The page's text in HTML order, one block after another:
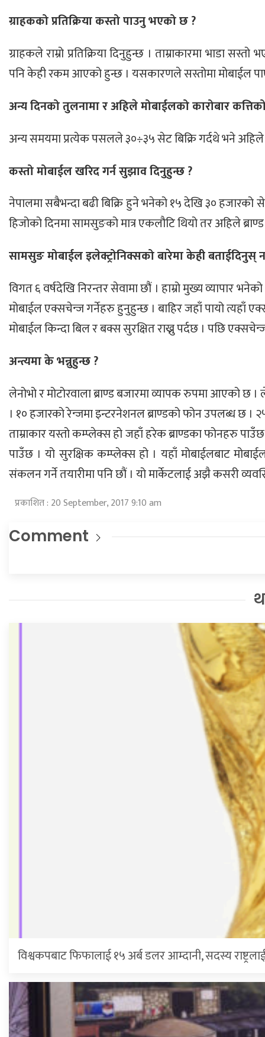
ग्राहकको प्रतिक्रिया कस्तो पाउनु भएको छ ?
ग्राहकले राम्रो प्रतिक्रिया दिनुहुन्छ । ताम्राकारमा भाडा
पनि केही रकम आएको हुन्छ । यसकारणले सस्तोमा मोबाईल
अन्य दिनको तुलनामा र अहिले मोबाईलको कारोबार
अन्य समयमा प्रत्येक पसलले ३०÷३५ सेट बिक्रि गर्दथे भने
कस्तो मोबाईल खरिद गर्न सुझाव दिनुहुन्छ ?
नेपालमा सबैभन्दा बढी बिक्रि हुने भनेको १५ देखि ३० हजारको
हिजोको दिनमा सामसुङको मात्र एकलौटि थियो तर अहिले
सामसुङ मोबाईल इलेक्ट्रोनिक्सको बारेमा केही बताईदिनुस्
विगत ६ वर्षदेखि निरन्तर सेवामा छौं । हाम्रो मुख्य व्यापार
मोबाईल एक्सचेन्ज गर्नेहरु हुनुहुन्छ । बाहिर जहाँ पायो त्यहाँ
मोबाईल किन्दा बिल र बक्स सुरक्षित राख्नु पर्दछ । पछि
अन्त्यमा के भन्नुहुन्छ ?
लेनोभो र मोटोरवाला ब्राण्ड बजारमा व्यापक रुपमा आएको
। १० हजारको रेन्जमा इन्टरनेशनल ब्राण्डको फोन उपलब्ध छ
ताम्राकार यस्तो कम्प्लेक्स हो जहाँ हरेक ब्राण्डका फोनहरु
पाउँछ । यो सुरक्षिक कम्प्लेक्स हो । यहाँ मोबाईलबाट
संकलन गर्ने तयारीमा पनि छौं । यो मार्केटलाई अझै कसरी
प्रकाशित : 20 September, 2017 9:10 am
Comment
विश्वकपबाट फिफालाई १५ अर्ब डलर आम्दानी, सदस्य